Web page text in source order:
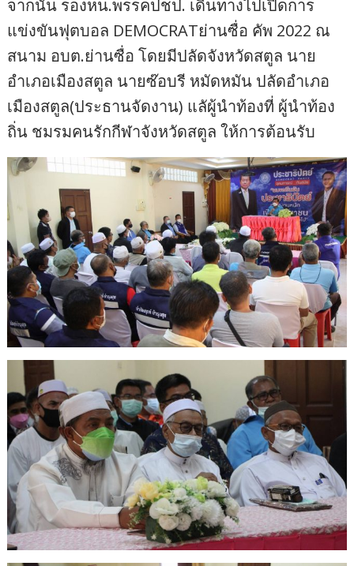
จากนั้น รองหน.พรรคปชป. เดินทางไปเปิดการ
แข่งขันฟุตบอล DEMOCRATย่านซื่อ คัพ 2022 ณ
สนาม อบต.ย่านซื่อ โดยมีปลัดจังหวัดสตูล นาย
อำเภอเมืองสตูล นายซ๊อบรี หมัดหมัน ปลัดอำเภอ
เมืองสตูล(ประธานจัดงาน) แลัผู้นำท้องที่ ผู้นำท้อง
ถิ่น ชมรมคนรักกีฬาจังหวัดสตูล ให้การต้อนรับ